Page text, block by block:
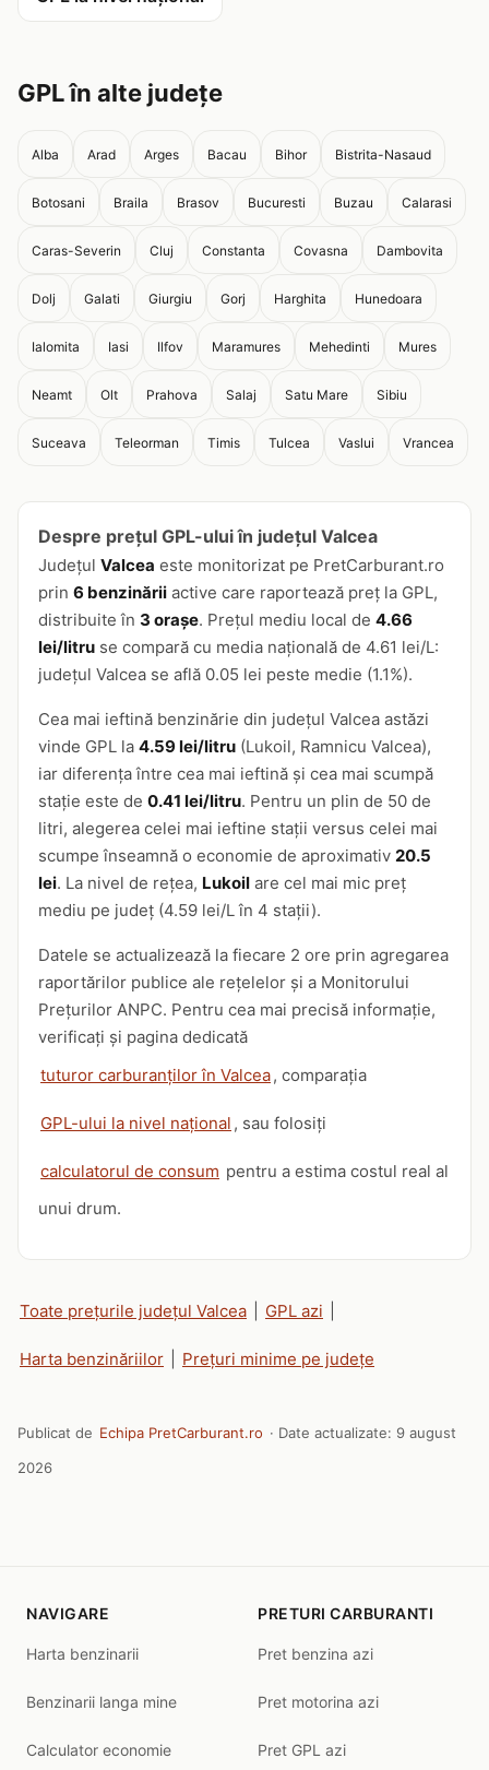
GPL în alte județe
Alba Arad Arges Bacau Bihor Bistrita-Nasaud
Botosani Braila Brasov Bucuresti Buzau Calarasi
Caras-Severin Cluj Constanta Covasna Dambovita
Dolj Galati Giurgiu Gorj Harghita Hunedoara
Ialomita Iasi Ilfov Maramures Mehedinti Mures
Neamt Olt Prahova Salaj Satu Mare Sibiu
Suceava Teleorman Timis Tulcea Vaslui Vrancea
Despre prețul GPL-ului în județul Valcea
Județul Valcea este monitorizat pe PretCarburant.ro
prin 6 benzinării active care raportează preț la GPL,
distribuite în 3 orașe. Prețul mediu local de 4.66
lei/litru se compară cu media națională de 4.61 lei/L:
județul Valcea se află 0.05 lei peste medie (1.1%).
Cea mai ieftină benzinărie din județul Valcea astăzi
vinde GPL la 4.59 lei/litru (Lukoil, Ramnicu Valcea),
iar diferența între cea mai ieftină și cea mai scumpă
stație este de 0.41 lei/litru. Pentru un plin de 50 de
litri, alegerea celei mai ieftine stații versus celei mai
scumpe înseamnă o economie de aproximativ 20.5
lei. La nivel de rețea, Lukoil are cel mai mic preț
mediu pe județ (4.59 lei/L în 4 stații).
Datele se actualizează la fiecare 2 ore prin agregarea
raportărilor publice ale rețelelor și a Monitorului
Prețurilor ANPC. Pentru cea mai precisă informație,
verificați și pagina dedicată
tuturor carburanților în Valcea, comparația
GPL-ului la nivel național , sau folosiți
calculatorul de consum pentru a estima costul real al
unui drum.
Toate prețurile județul Valcea GPL azi
Harta benzinăriilor Prețuri minime pe județe
Publicat de Echipa PretCarburant.ro · Date actualizate: 9 august
2026
NAVIGARE
Harta benzinarii
Benzinarii langa mine
Calculator economie
PRETURI CARBURANTI
Pret benzina azi
Pret motorina azi
Pret GPL azi